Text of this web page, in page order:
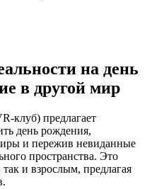
на день
в другой мир
клуб) предлагает
день рождения,
и пережив невиданные
пространства. Это
и взрослым, предлагая